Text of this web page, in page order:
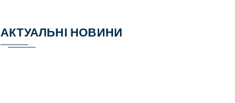
АКТУАЛЬНІ НОВИНИ